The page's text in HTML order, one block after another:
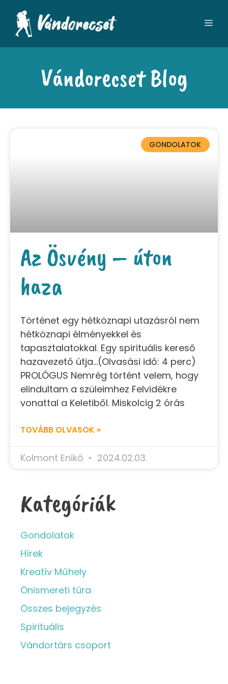
Vándorecset Blog
GONDOLATOK
Az Ösvény – úton
haza
Történet egy hétköznapi utazásról nem
hétköznapi élményekkel és
tapasztalatokkal. Egy spirituális kereső
hazavezető útja…(Olvasási idő: 4 perc)
PROLÓGUS Nemrég történt velem, hogy
elindultam a szüleimhez Felvidékre
vonattal a Keletiből. Miskolcig 2 órás
TOVÁBB OLVASOK »
Kolmont Enikő 2024.02.03.
Kategóriák
Gondolatok
Hírek
Kreatív Műhely
Önismereti túra
Összes bejegyzés
Spirituális
Vándortárs csoport